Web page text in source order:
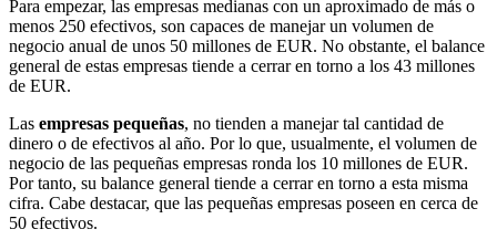
Para empezar, las empresas medianas con un aproximado de más o
menos 250 efectivos, son capaces de manejar un volumen de
negocio anual de unos 50 millones de EUR. No obstante, el balance
general de estas empresas tiende a cerrar en torno a los 43 millones
de EUR.
Las empresas pequeñas, no tienden a manejar tal cantidad de
dinero o de efectivos al año. Por lo que, usualmente, el volumen de
negocio de las pequeñas empresas ronda los 10 millones de EUR.
Por tanto, su balance general tiende a cerrar en torno a esta misma
cifra. Cabe destacar, que las pequeñas empresas poseen en cerca de
50 efectivos.